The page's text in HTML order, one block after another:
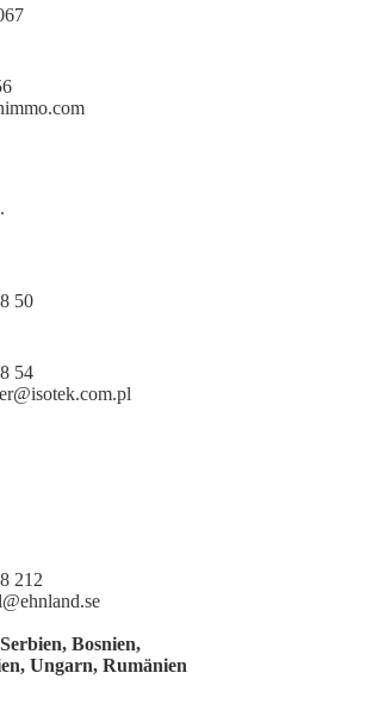
50
54
212
Bosnien,
Ungarn, Rumänien